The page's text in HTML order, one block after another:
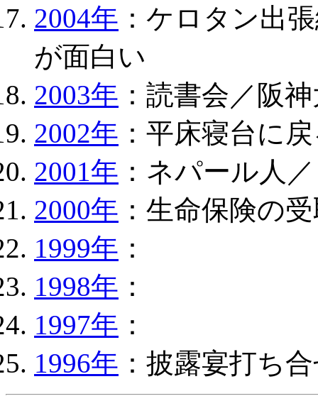
2004年 ：ケロタン出
が面白い
2003年 ：読書会／阪
2002年 ：平床寝台に
2001年 ：ネパール人
2000年 ：生命保険の
1999年 ：
1998年 ：
1997年 ：
1996年 ：披露宴打ち